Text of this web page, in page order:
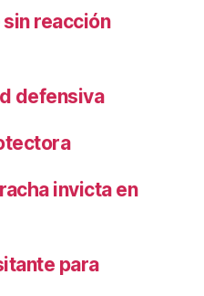
reacción
defensiva
invicta en
para